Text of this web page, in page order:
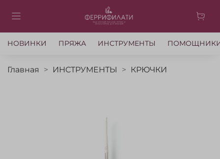
НОВИНКИ ПРЯЖА ИНСТРУМЕНТЫ
Главная ИНСТРУМЕНТЫ КРЮЧКИ